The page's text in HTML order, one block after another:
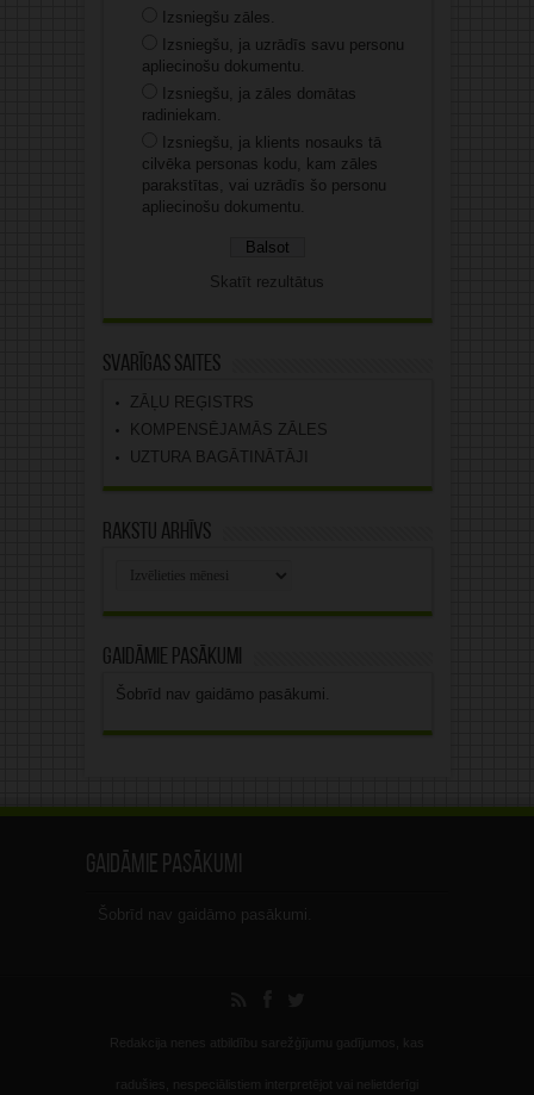
Izsniegšu zāles.
Izsniegšu, ja uzrādīs savu personu
apliecinošu dokumentu.
Izsniegšu, ja zāles domātas
radiniekam.
Izsniegšu, ja klients nosauks tā
cilvēka personas kodu, kam zāles
parakstītas, vai uzrādīs šo personu
apliecinošu dokumentu.
Skatīt rezultātus
Svarīgas saites
ZĀĻU REĢISTRS
KOMPENSĒJAMĀS ZĀLES
UZTURA BAGĀTINĀTĀJI
Rakstu arhīvs
Gaidāmie pasākumi
Šobrīd nav gaidāmo pasākumi.
Gaidāmie pasākumi
Šobrīd nav gaidāmo pasākumi.
Redakcija nenes atbildību sarežģījumu gadījumos, kas